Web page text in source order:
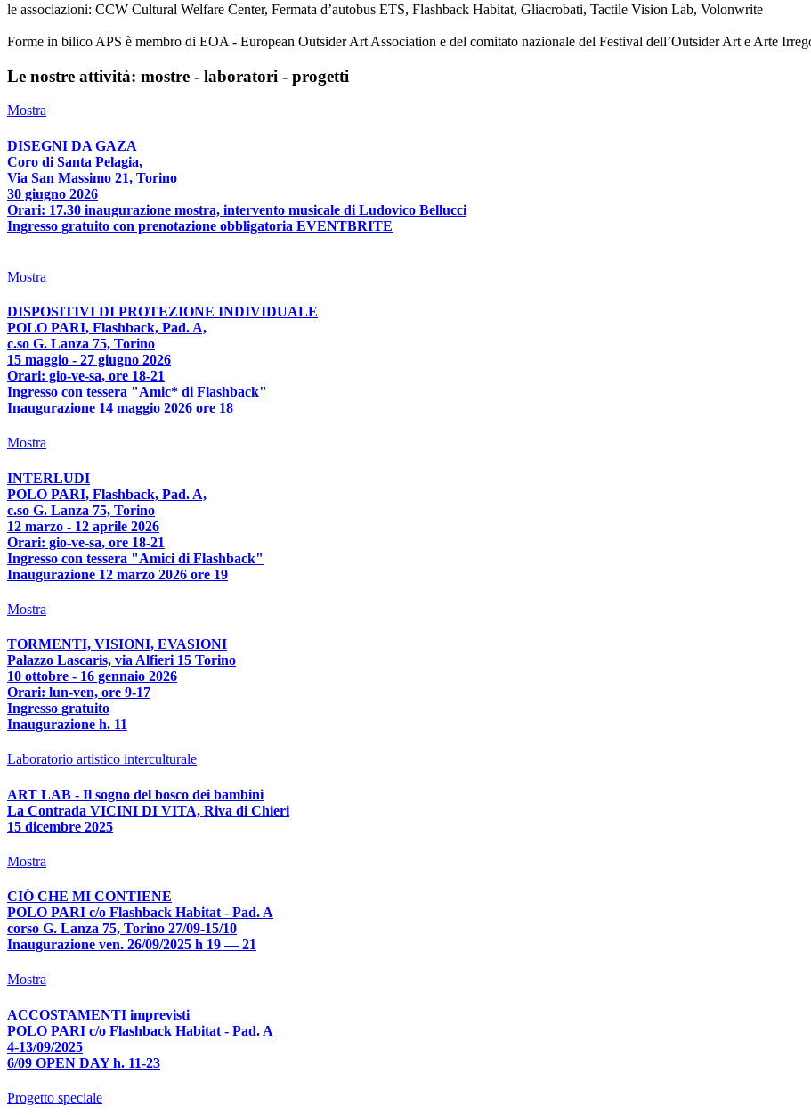
le associazioni: CCW Cultural Welfare Center, Fermata d’autobus ETS, Flashback Habitat, Gliacrobati, Tactile Vision Lab, Volonwrite
Forme in bilico APS è membro di EOA - European Outsider Art Association e del comitato nazionale del Festival dell’Outsider Art e Arte
Le nostre attività: mostre - laboratori - progetti
Mostra
DISEGNI DA GAZA
Coro di Santa Pelagia,
Via San Massimo 21, Torino
30 giugno 2026
Orari: 17.30 inaugurazione mostra, intervento musicale di Ludovico Bellucci
Ingresso gratuito con prenotazione obbligatoria EVENTBRITE
Mostra
DISPOSITIVI DI PROTEZIONE INDIVIDUALE
POLO PARI, Flashback, Pad. A,
c.so G. Lanza 75, Torino
15 maggio - 27 giugno 2026
Orari: gio-ve-sa, ore 18-21
Ingresso con tessera "Amic* di Flashback"
Inaugurazione 14 maggio 2026 ore 18
Mostra
INTERLUDI
POLO PARI, Flashback, Pad. A,
c.so G. Lanza 75, Torino
12 marzo - 12 aprile 2026
Orari: gio-ve-sa, ore 18-21
Ingresso con tessera "Amici di Flashback"
Inaugurazione 12 marzo 2026 ore 19
Mostra
TORMENTI, VISIONI, EVASIONI
Palazzo Lascaris, via Alfieri 15 Torino
10 ottobre - 16 gennaio 2026
Orari: lun-ven, ore 9-17
Ingresso gratuito
Inaugurazione h. 11
Laboratorio artistico interculturale
ART LAB - Il sogno del bosco dei bambini
La Contrada VICINI DI VITA, Riva di Chieri
15 dicembre 2025
Mostra
CIÒ CHE MI CONTIENE
POLO PARI c/o Flashback Habitat - Pad. A
corso G. Lanza 75, Torino 27/09-15/10
Inaugurazione ven. 26/09/2025 h 19 — 21
Mostra
ACCOSTAMENTI imprevisti
POLO PARI c/o Flashback Habitat - Pad. A
4-13/09/2025
6/09 OPEN DAY h. 11-23
Progetto speciale